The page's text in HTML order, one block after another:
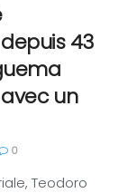
43
un
0
Teodoro